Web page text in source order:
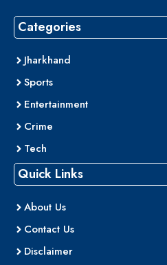
Categories
Jharkhand
Sports
Entertainment
Crime
Tech
Quick Links
About Us
Contact Us
Disclaimer